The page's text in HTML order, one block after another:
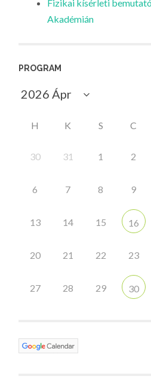
Fizikai kísérleti
Akadémián
PROGRAM
H K S C
30 31 1 2
6 7 8 9
13 14 15 16
20 21 22 23
27 28 29 30